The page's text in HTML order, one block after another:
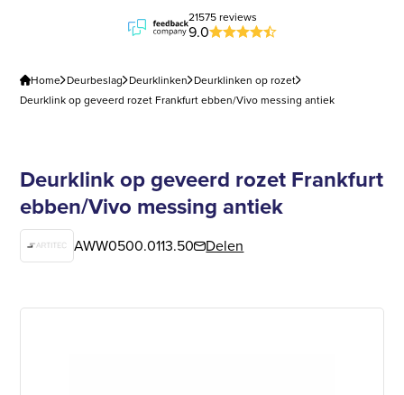
21575 reviews
9.0
Home Deurbeslag Deurklinken Deurklinken op rozet
Deurklink op geveerd rozet Frankfurt ebben/Vivo messing antiek
Deurklink op geveerd rozet Frankfurt
ebben/Vivo messing antiek
AWW0500.0113.50 Delen